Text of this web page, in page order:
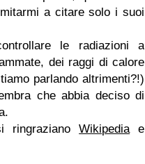
a citare solo i suoi
le radiazioni a
dei raggi di calore
parlando altrimenti?!)
che abbia deciso di
ringrazianoWikipediae